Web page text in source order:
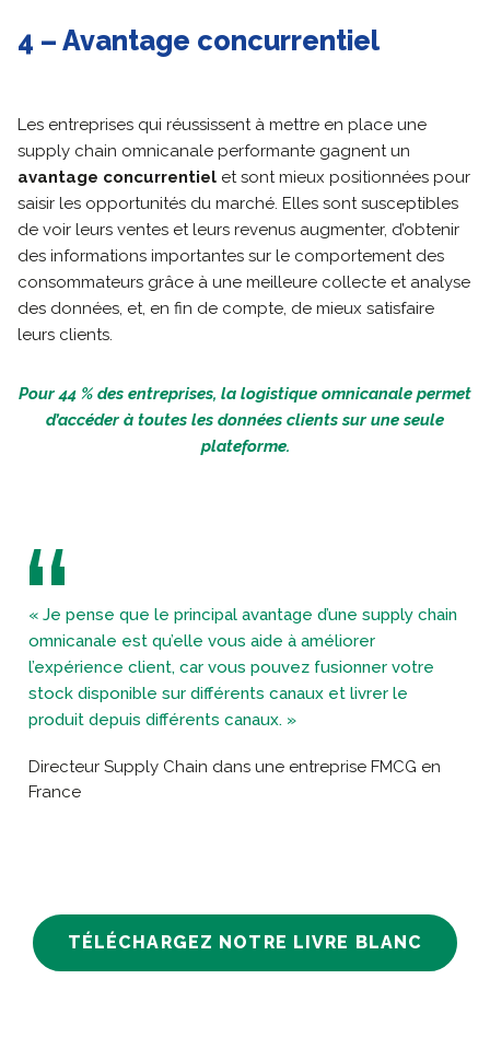
4 – Avantage concurrentiel
Les entreprises qui réussissent à mettre en place une
supply chain omnicanale performante gagnent un
avantage concurrentiel et sont mieux positionnées pour
saisir les opportunités du marché. Elles sont susceptibles
de voir leurs ventes et leurs revenus augmenter, d’obtenir
des informations importantes sur le comportement des
consommateurs grâce à une meilleure collecte et analyse
des données, et, en fin de compte, de mieux satisfaire
leurs clients.
Pour 44 % des entreprises, la logistique omnicanale permet
d’accéder à toutes les données clients sur une seule
plateforme.
« Je pense que le principal avantage d’une supply chain
omnicanale est qu’elle vous aide à améliorer
l’expérience client, car vous pouvez fusionner votre
stock disponible sur différents canaux et livrer le
produit depuis différents canaux. »
Directeur Supply Chain dans une entreprise FMCG en
France
TÉLÉCHARGEZ NOTRE LIVRE BLANC